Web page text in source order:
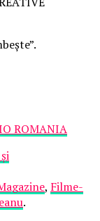
ROMANIA
, Filme-
.